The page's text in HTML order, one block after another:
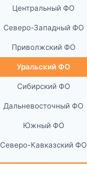
Центральный ФО
Северо-Западный ФО
Приволжский ФО
Уральский ФО
Сибирский ФО
Дальневосточный ФО
Южный ФО
Северо-Кавказский ФО